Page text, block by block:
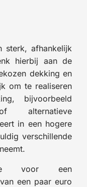
sterk, afhankelijk
hierbij aan de
dekking en
om te realiseren
bijvoorbeeld
alternatieve
in een hogere
verschillende
voor een
een paar euro